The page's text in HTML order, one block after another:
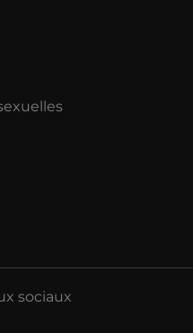
sociaux